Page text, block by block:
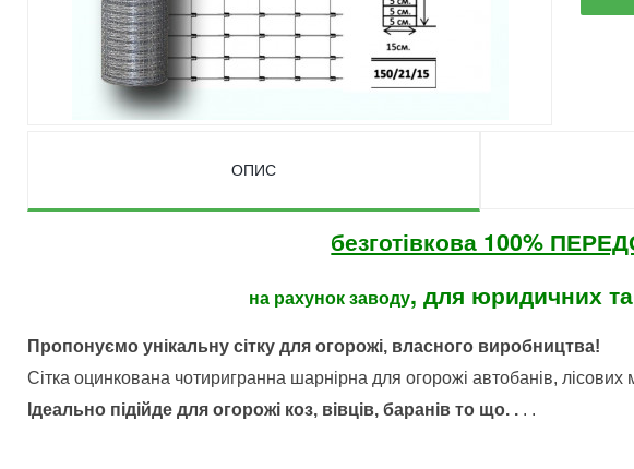
ОПИС
безготівкова 100%
на рахунок заводу, для юридичних
Пропонуємо унікальну сітку для огорожі, власного виробництва!
Сітка оцинкована чотиригранна шарнірна для огорожі автобанів, лісових
Ідеально підійде для огорожі коз, вівців, баранів то що. . . .